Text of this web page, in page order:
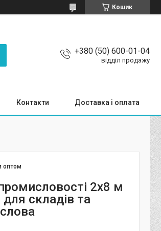
Кошик
+380 (50) 600-01-04
відділ продажу
Контакти Доставка і оплата
оптом
2x8 м
складів та